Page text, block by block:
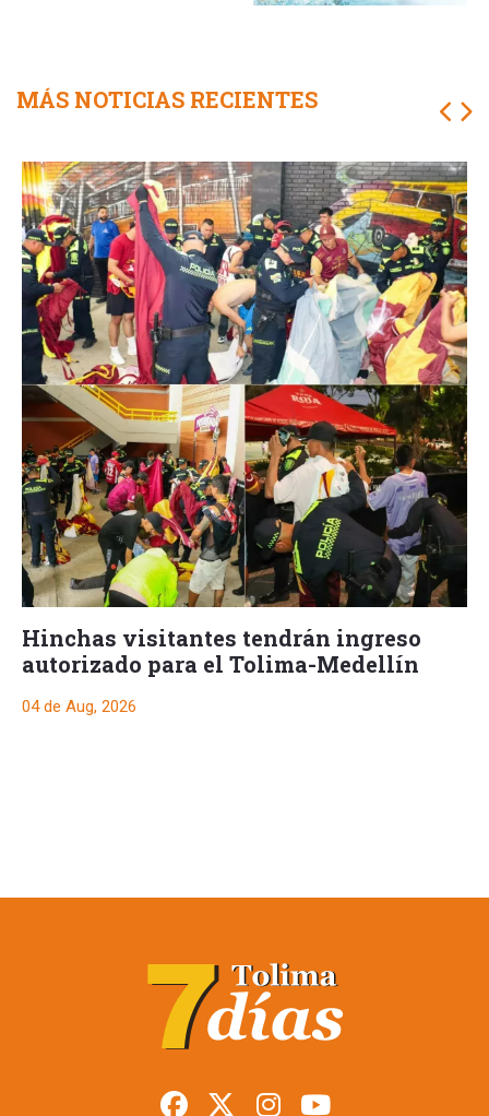
MÁS NOTICIAS RECIENTES
Hinchas visitantes tendrán ingreso
autorizado para el Tolima-Medellín
04 de Aug, 2026
armas en Tolima
durante posesión
presidencial